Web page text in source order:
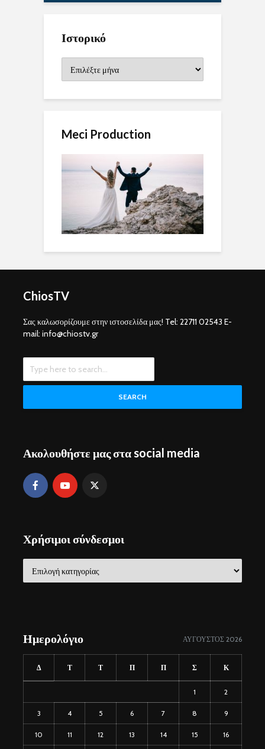
Ιστορικό
Meci Production
ChiosTV
Σας καλωσορίζουμε στην ιστοσελίδα μας! Tel: 22711 02543 E-
mail: info@chiostv.gr
SEARCH
Ακολουθήστε μας στα social media
Χρήσιμοι σύνδεσμοι
σύνδεσμοι
Ημερολόγιο ΑΎΓΟΥΣΤΟΣ 2026
Δ Τ Τ Π Π Σ Κ
1 2
3 4 5 6 7 8 9
10 11 12 13 14 15 16